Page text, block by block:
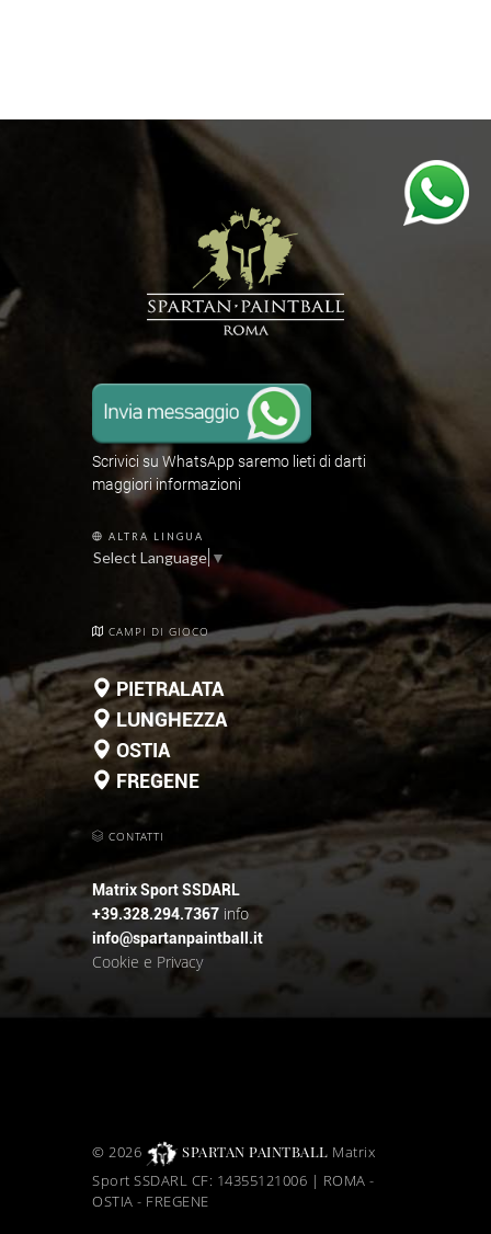
Scrivici su WhatsApp saremo lieti di darti
maggiori informazioni
ALTRA LINGUA
Select Language▼
CAMPI DI GIOCO
PIETRALATA
LUNGHEZZA
OSTIA
FREGENE
CONTATTI
Matrix Sport SSDARL
+39.328.294.7367 info
info@spartanpaintball.it
Cookie e Privacy
© 2026 SPARTAN PAINTBALL Matrix
Sport SSDARL CF: 14355121006 | ROMA -
OSTIA - FREGENE